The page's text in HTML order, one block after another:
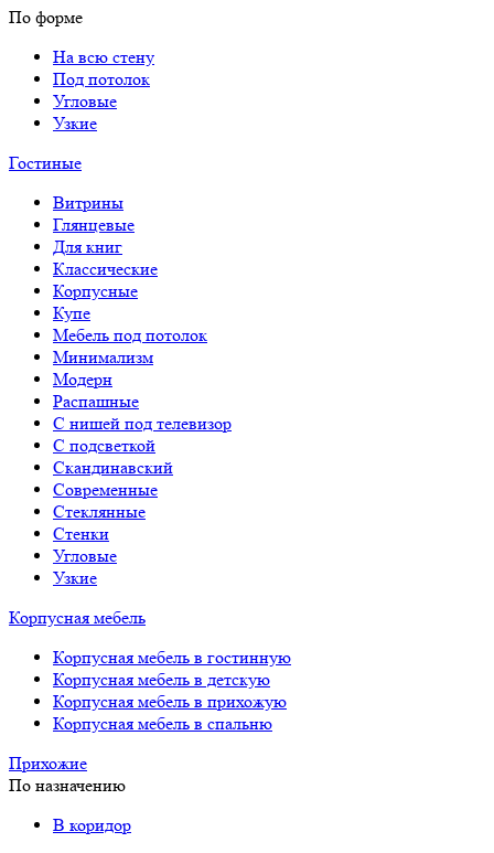
По форме
На всю стену
Под потолок
Угловые
Узкие
Гостиные
Витрины
Глянцевые
Для книг
Классические
Корпусные
Купе
Мебель под потолок
Минимализм
Модерн
Распашные
С нишей под телевизор
С подсветкой
Скандинавский
Современные
Стеклянные
Стенки
Угловые
Узкие
Корпусная мебель
Корпусная мебель в гостинную
Корпусная мебель в детскую
Корпусная мебель в прихожую
Корпусная мебель в спальню
Прихожие
По назначению
В коридор